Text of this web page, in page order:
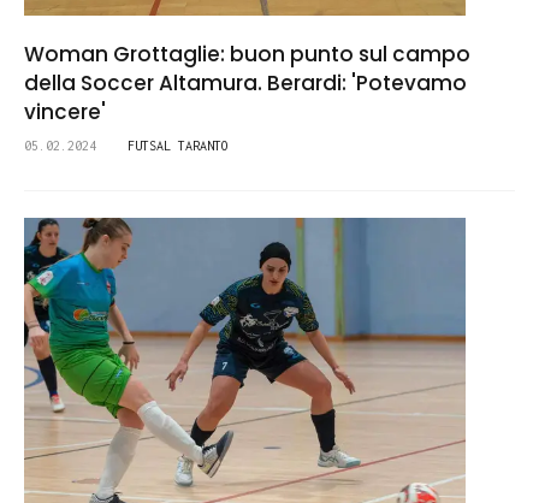
Woman Grottaglie: buon punto sul campo
della Soccer Altamura. Berardi: 'Potevamo
vincere'
05.02.2024 FUTSAL TARANTO